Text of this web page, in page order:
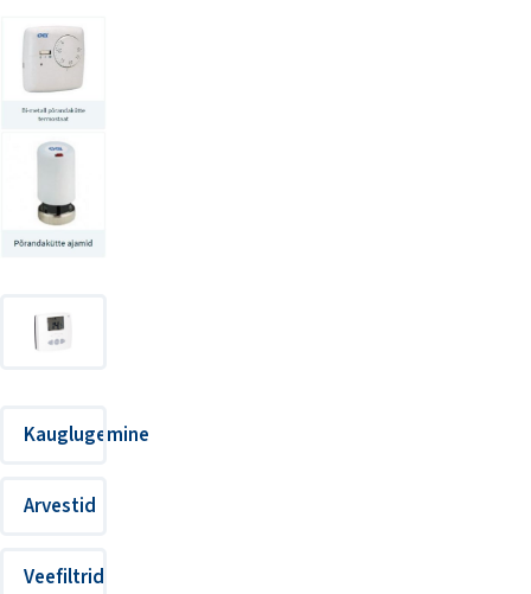
Kauglugemine
Arvestid
Veefiltrid